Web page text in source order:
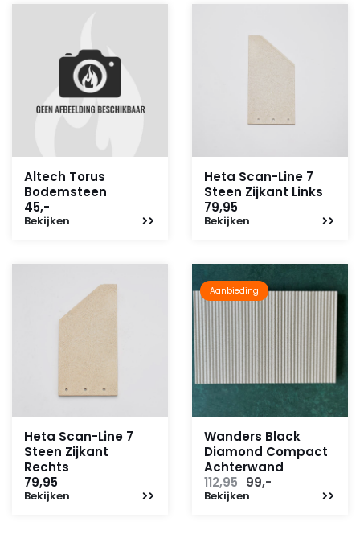
Altech Torus
Bodemsteen
45,-
Bekijken
Heta Scan-Line 7
Steen Zijkant Links
79,95
Bekijken
Heta Scan-Line 7
Steen Zijkant
Rechts
79,95
Bekijken
Aanbieding
Wanders Black
Diamond Compact
Achterwand
112,95 Oorspronkelijke
prijs
99,-
Bekijken